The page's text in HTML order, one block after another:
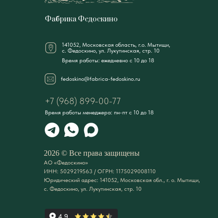
141052, Московская область, г.о. Мытищи,
с. Федоскино, ул. Лукутинская, стр. 10
Фабрика Федоскино
+7 (968) 899-00-77
АО «Федоскино»
ИНН: 5029219563 / ОГРН: 1175029008110
Юридический адрес: 141052, Московская обл., г. о. Мытищи,
с. Федоскино, ул. Лукутинская, стр. 10
2026 © Все права защищены
Время работы: ежедневно с 10 до 18
Время работы менеджера: пн-пт с 10 до 18
fedoskino@fabrica-fedoskino.ru